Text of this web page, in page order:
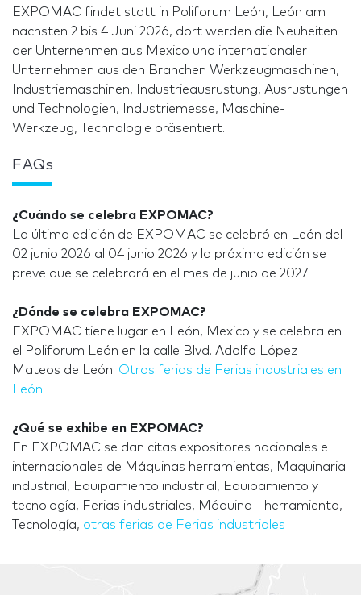
EXPOMAC findet statt in Poliforum León, León am
nächsten 2 bis 4 Juni 2026, dort werden die Neuheiten
der Unternehmen aus Mexico und internationaler
Unternehmen aus den Branchen Werkzeugmaschinen,
Industriemaschinen, Industrieausrüstung, Ausrüstungen
und Technologien, Industriemesse, Maschine-
Werkzeug, Technologie präsentiert.
FAQs
¿Cuándo se celebra EXPOMAC?
La última edición de EXPOMAC se celebró en León del
02 junio 2026 al 04 junio 2026 y la próxima edición se
preve que se celebrará en el mes de junio de 2027.
¿Dónde se celebra EXPOMAC?
EXPOMAC tiene lugar en León, Mexico y se celebra en
el Poliforum León en la calle Blvd. Adolfo López
Mateos de León. Otras ferias de Ferias industriales en
León
¿Qué se exhibe en EXPOMAC?
En EXPOMAC se dan citas expositores nacionales e
internacionales de Máquinas herramientas, Maquinaria
industrial, Equipamiento industrial, Equipamiento y
tecnología, Ferias industriales, Máquina - herramienta,
Tecnología, otras ferias de Ferias industriales